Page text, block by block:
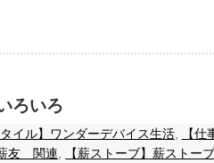
ろいろ
タイル】ワンダーデバイス生活,
【
薪友 関連 【薪ストーブ】薪ストー